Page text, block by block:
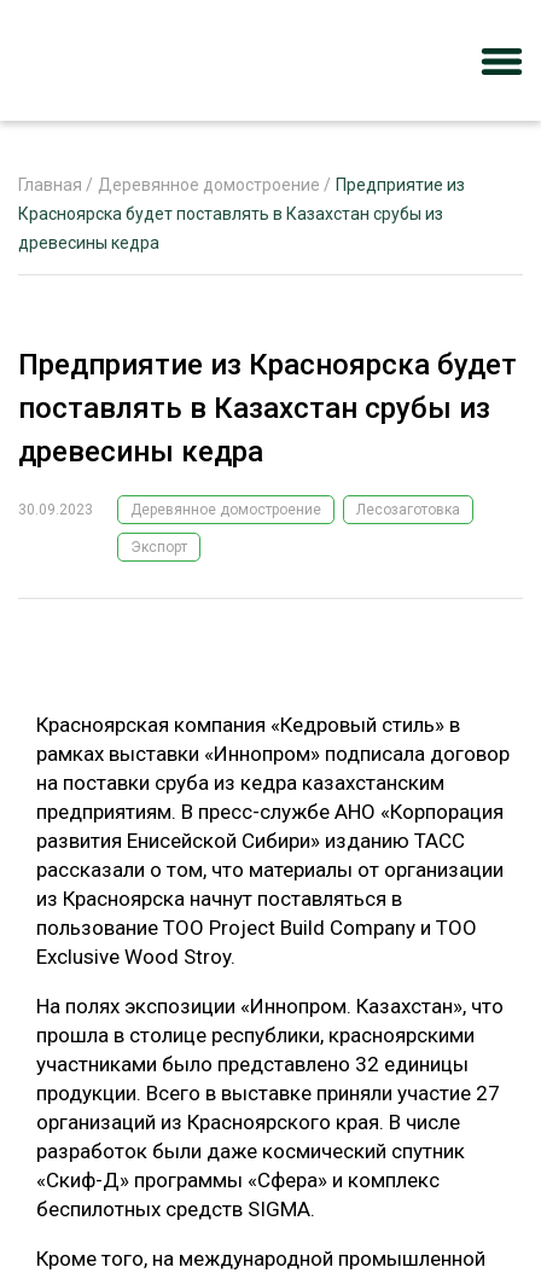
ЖУРНАЛ «ЛЕСНОЙ КОМПЛЕКС»
РЕКЛАМОДАТЕЛЯМ
ЛЕСОЗАГОТОВКА
ЛОГИСТИКА
ПРОИЗВОДСТВО ДРЕВЕСНЫХ ПЛИТ
ЦБП
КОМПЛЕКСНАЯ ПЕРЕРАБОТКА
ЛЕСОПИЛЕНИЕ
БЕЗОПАСНОЕ ПРОИЗВОДСТВО
СОРТИРОВКА ДРЕВЕСИНЫ
СУШКА ДРЕВЕСИНЫ
МЕБЕЛЬНОЕ ПРОИЗВОДСТВО
ЭКСПЕРТНОЕ МНЕНИЕ
Главная / Деревянное домостроение / Предприятие из
Красноярска будет поставлять в Казахстан срубы из
древесины кедра
Предприятие из Красноярска будет
поставлять в Казахстан срубы из
древесины кедра
30.09.2023 Деревянное домостроение Лесозаготовка
Экспорт
Красноярская компания «Кедровый стиль» в
рамках выставки «Иннопром» подписала договор
на поставки сруба из кедра казахстанским
предприятиям. В пресс-службе АНО «Корпорация
развития Енисейской Сибири» изданию ТАСС
рассказали о том, что материалы от организации
из Красноярска начнут поставляться в
пользование ТОО Project Build Company и ТОО
Exclusive Wood Stroy.
На полях экспозиции «Иннопром. Казахстан», что
прошла в столице республики, красноярскими
участниками было представлено 32 единицы
продукции. Всего в выставке приняли участие 27
организаций из Красноярского края. В числе
разработок были даже космический спутник
«Скиф-Д» программы «Сфера» и комплекс
беспилотных средств SIGMA.
Кроме того, на международной промышленной